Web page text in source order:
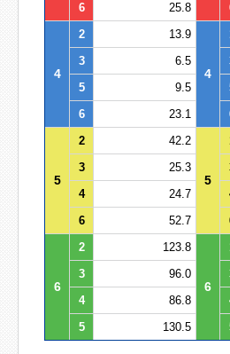
6
25.8
4
2 13.9
4
3
6.5
5
9.5
6
23.1
5
2 42.2
5
3
25.3
4
24.7
6
52.7
6
2 123.8
6
3
96.0
4
86.8
5
130.5